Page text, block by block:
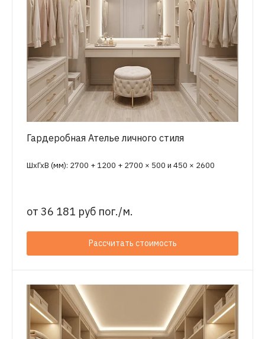
Гардеробная Ателье личного стиля
ШхГхВ (мм): 2700 + 1200 + 2700 × 500 и 450 × 2600
от 36 181 руб пог./м.
Рассчитать стоимость